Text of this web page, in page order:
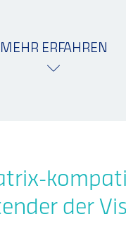
MEHR ERFAHREN
der